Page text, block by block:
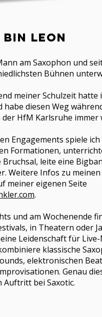
BIN LeoN
am Saxophon und
Bühnen
meiner Schulzeit hatte
diesen Weg
der HfM Karlsruhe
Engagements spiele ich
Formationen,
Bruchsal, leite eine
Weitere Infos zu
meiner eigenen Seite
.
und am Wochenende
in Theatern oder
Leidenschaft für
klassische
elektronischen
Genau
Auftritt bei Saxotic.